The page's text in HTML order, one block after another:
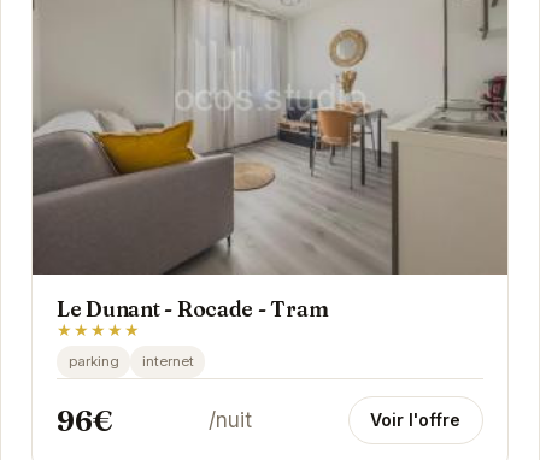
Le Dunant - Rocade - Tram
★★★★★
parking internet
96€ /nuit Voir l'offre